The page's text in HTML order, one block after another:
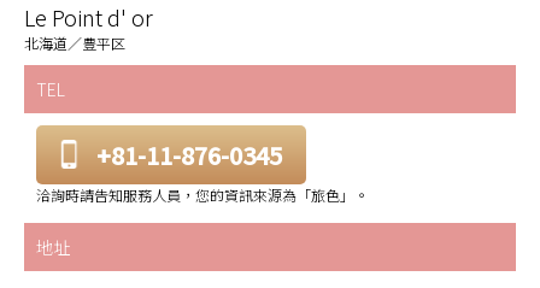
Le Point d' or
北海道／豊平区
TEL
+81-11-876-0345
洽詢時請告知服務人員，您的資訊來源為「旅色」。
地址